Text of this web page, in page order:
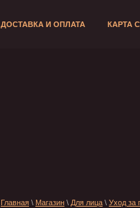
ДОСТАВКА И ОПЛАТА КАРТА
Главная \ Магазин \ Для лица \ Уход за